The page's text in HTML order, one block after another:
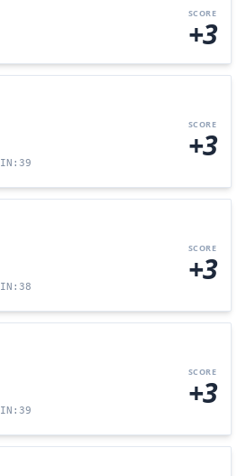
SCORE
+3
IN : 39
SCORE
+3
IN : 38
SCORE
+3
IN : 39
SCORE
+3